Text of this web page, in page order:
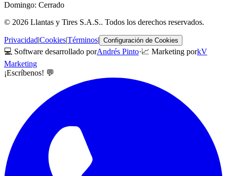
Domingo: Cerrado
© 2026 Llantas y Tires S.A.S.. Todos los derechos reservados.
Privacidad|Cookies|Términos| Configuración de Cookies
💻 Software desarrollado porAndrés Pinto·📈 Marketing porkV
Marketing
¡Escríbenos! 💬